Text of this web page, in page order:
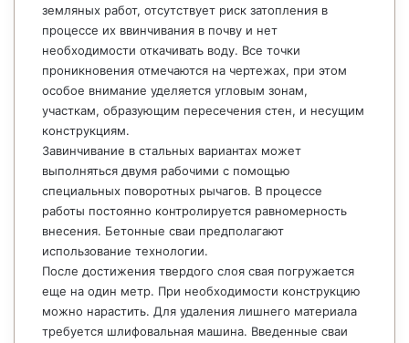
земляных работ, отсутствует риск затопления в
процессе их ввинчивания в почву и нет
необходимости откачивать воду. Все точки
проникновения отмечаются на чертежах, при этом
особое внимание уделяется угловым зонам,
участкам, образующим пересечения стен, и несущим
конструкциям.
Завинчивание в стальных вариантах может
выполняться двумя рабочими с помощью
специальных поворотных рычагов. В процессе
работы постоянно контролируется равномерность
внесения. Бетонные сваи предполагают
использование технологии.
После достижения твердого слоя свая погружается
еще на один метр. При необходимости конструкцию
можно нарастить. Для удаления лишнего материала
требуется шлифовальная машина. Введенные сваи